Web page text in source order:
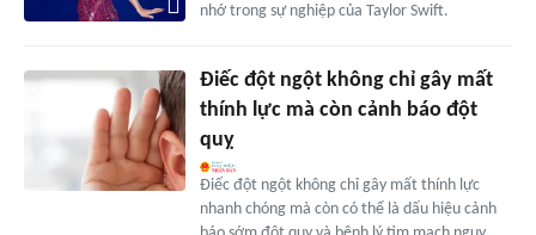
nhớ trong sự nghiệp của Taylor Swift.
Điếc đột ngột không chỉ gây mất
thính lực mà còn cảnh báo đột
quỵ
Điếc đột ngột không chỉ gây mất thính lực
nhanh chóng mà còn có thể là dấu hiệu cảnh